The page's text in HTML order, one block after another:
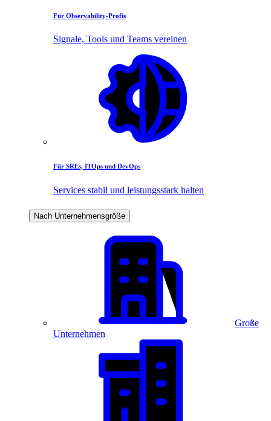
Für Observability-Profis
Signale, Tools und Teams vereinen
Für SREs, ITOps und DevOps
Services stabil und leistungsstark halten
Nach Unternehmensgröße
Große
Unternehmen